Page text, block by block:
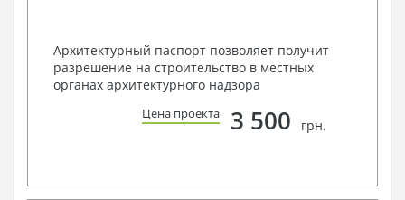
Архитектурный паспорт позволяет получит
разрешение на строительство в местных
органах архитектурного надзора
Цена проекта 3 500 грн.